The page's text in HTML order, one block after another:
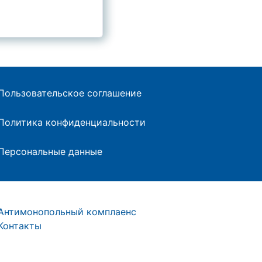
соглашение
конфиденциальности
данные
комплаенс